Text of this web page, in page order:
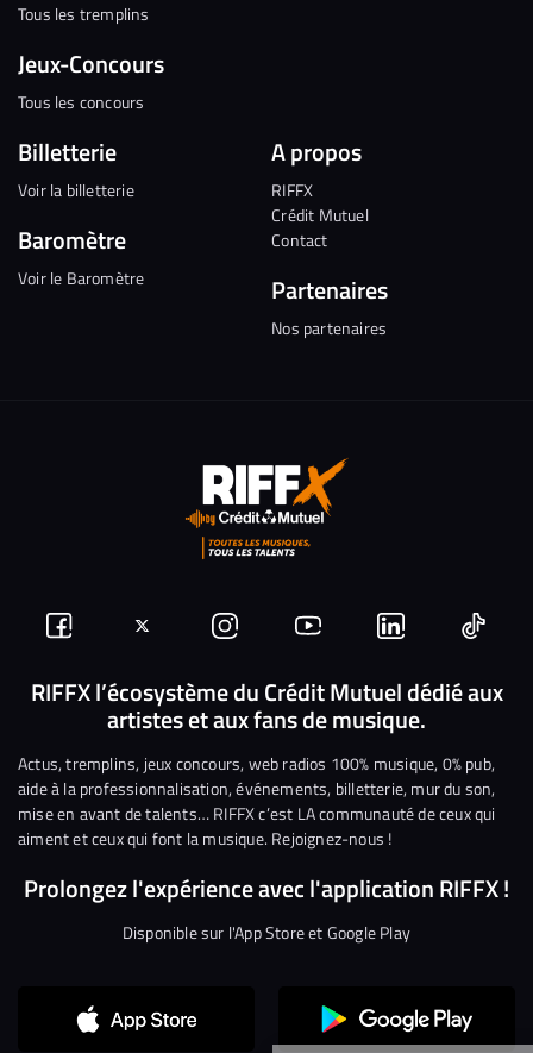
Continuer sans accepter
Tous les tremplins
Jeux-Concours
Tous les concours
Billetterie
Voir la billetterie
Baromètre
Voir le Baromètre
A propos
RIFFX
Crédit Mutuel
Contact
Partenaires
Nos partenaires
Suivez-
nous
Facebook
Suivez-
nous
sur
Twitter
Nous
rejoindre
sur
Instagram
Nous
rejoindre
sur
YouTube
Nous
rejoindre
sur
Linkedin
Nous
RIFFX l’écosystème du Crédit Mutuel dédié aux
artistes et aux fans de musique.
Actus, tremplins, jeux concours, web radios 100% musique, 0% pub,
aide à la professionnalisation, événements, billetterie, mur du son,
mise en avant de talents… RIFFX c’est LA communauté de ceux qui
aiment et ceux qui font la musique. Rejoignez-nous !
Prolongez l'expérience avec l'application RIFFX !
Disponible sur l'App Store et Google Play